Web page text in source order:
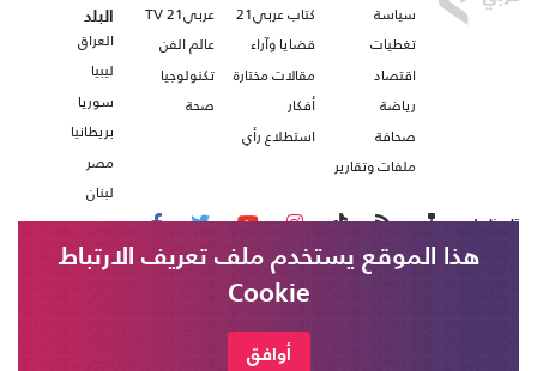
سياسة
تغطيات
اقتصاد
رياضة
صحافة
ملفات وتقارير
كتاب عربي21
قضايا وآراء
مقالات مختارة
أفكار
استطلاع رأي
عربي21 TV
عالم الفن
تكنولوجيا
صحة
البلد
العراق
ليبيا
سوريا
بريطانيا
مصر
لبنان
تابعنا على
هذا الموقع يستخدم ملف تعريف الارتباط
Cookie
أوافق